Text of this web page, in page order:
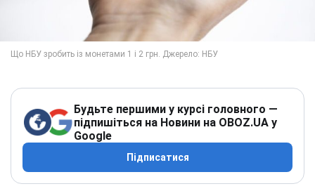
Будьте першими у курсі головного —
підпишіться на Новини на OBOZ.UA у
Google
Підписатися